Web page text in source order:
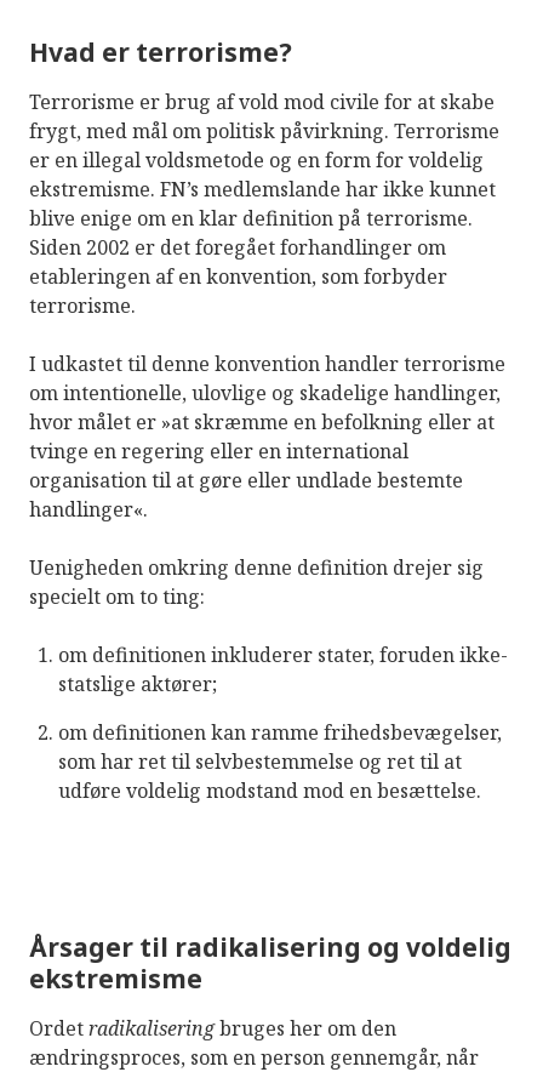
Hvad er terrorisme?
Terrorisme er brug af vold mod civile for at skabe
frygt, med mål om politisk påvirkning. Terrorisme
er en illegal voldsmetode og en form for voldelig
ekstremisme. FN’s medlemslande har ikke kunnet
blive enige om en klar definition på terrorisme.
Siden 2002 er det foregået forhandlinger om
etableringen af en konvention, som forbyder
terrorisme.
I udkastet til denne konvention handler terrorisme
om intentionelle, ulovlige og skadelige handlinger,
hvor målet er »at skræmme en befolkning eller at
tvinge en regering eller en international
organisation til at gøre eller undlade bestemte
handlinger«.
Uenigheden omkring denne definition drejer sig
specielt om to ting:
om definitionen inkluderer stater, foruden ikke-
statslige aktører;
om definitionen kan ramme frihedsbevægelser,
som har ret til selvbestemmelse og ret til at
udføre voldelig modstand mod en besættelse.
Årsager til radikalisering og voldelig
ekstremisme
Ordetradikaliseringbruges her om den
ændringsproces, som en person gennemgår, når